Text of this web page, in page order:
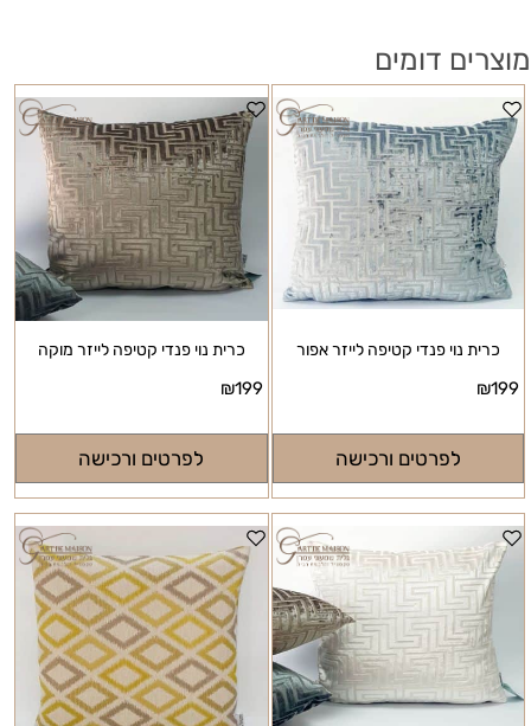
מוצרים דומים
כרית נוי פנדי קטיפה לייזר אפור
₪199
לפרטים ורכישה
כרית נוי פנדי קטיפה לייזר מוקה
₪199
לפרטים ורכישה